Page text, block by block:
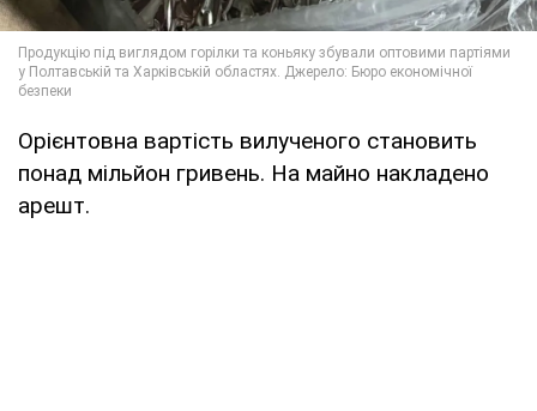
Орієнтовна вартість вилученого становить
понад мільйон гривень. На майно накладено
арешт.